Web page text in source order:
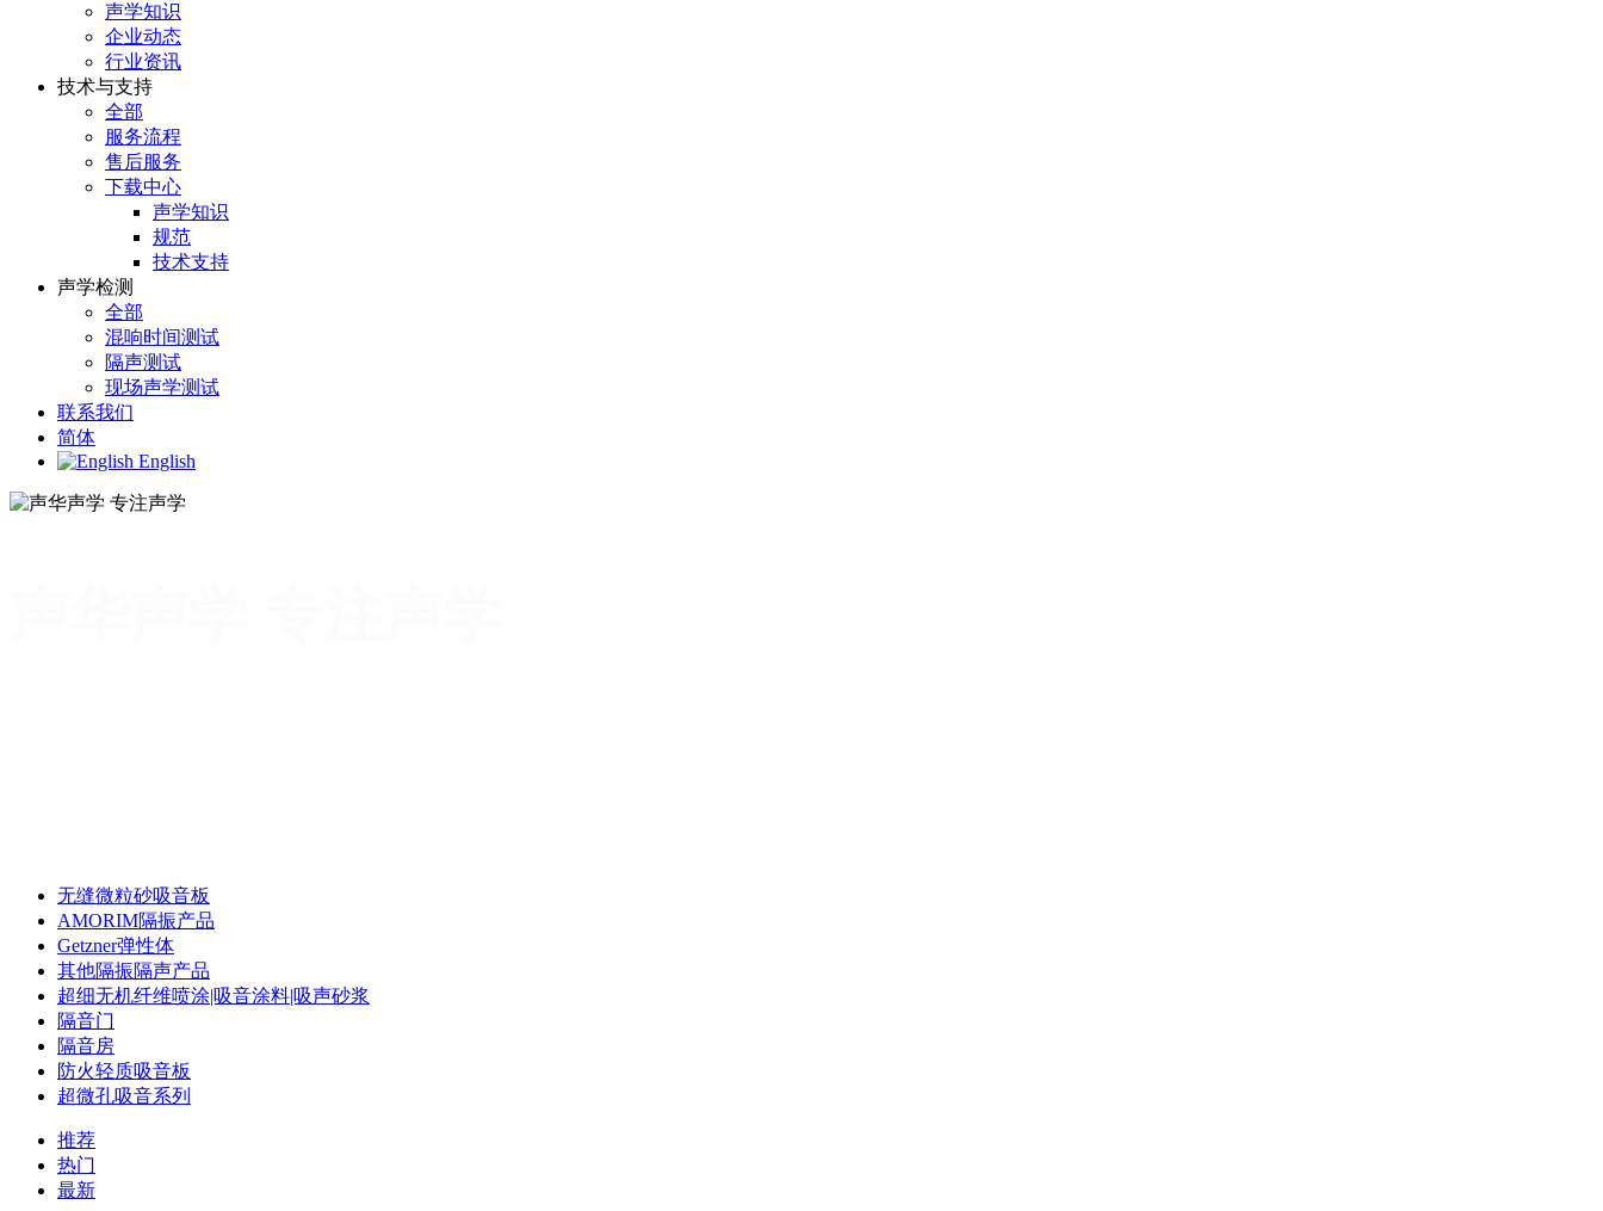
声学知识
企业动态
行业资讯
技术与支持
全部
服务流程
售后服务
下载中心
声学知识
规范
技术支持
声学检测
全部
混响时间测试
隔声测试
现场声学测试
联系我们
简体
English
无缝微粒砂吸音板
AMORIM隔振产品
Getzner弹性体
其他隔振隔声产品
超细无机纤维喷涂|吸音涂料|吸声砂浆
隔音门
隔音房
防火轻质吸音板
超微孔吸音系列
推荐
热门
最新